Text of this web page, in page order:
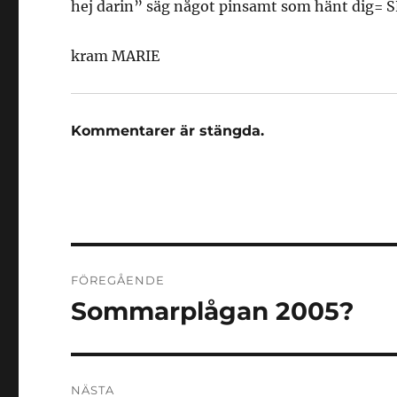
hej darin” säg något pinsamt som hänt dig=
kram MARIE
Kommentarer är stängda.
FÖREGÅENDE
Föregående
Sommarplågan 2005?
NÄSTA